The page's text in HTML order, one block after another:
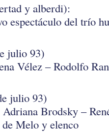
y alberdi):
espectáculo del trío
julio 93)
Vélez – Rodolfo
julio 93)
Adriana Brodsky –
Melo y elenco